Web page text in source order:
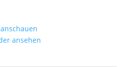
ansehen